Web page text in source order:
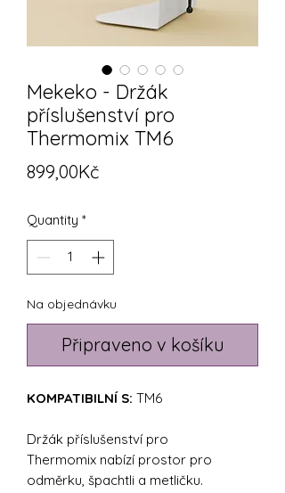
Mekeko - Držák
příslušenství pro
Thermomix TM6
899,00KčPrice
Quantity *
Na objednávku
Připraveno v košíku
KOMPATIBILNÍ S: TM6
Držák příslušenství pro
Thermomix nabízí prostor pro
odměrku, špachtli a metličku.